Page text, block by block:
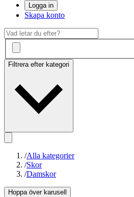
Logga in
Skapa konto
Filtrera efter kategori
/Alla kategorier
/Skor
/Damskor
Hoppa över karusell